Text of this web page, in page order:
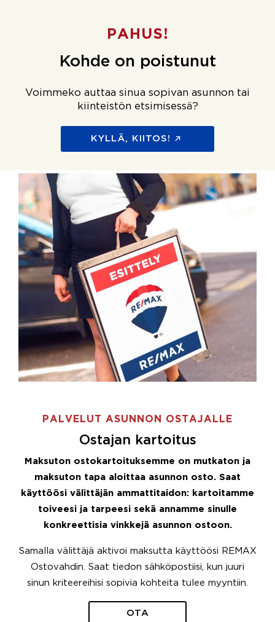
PAHUS!
Kohde on poistunut
Voimmeko auttaa sinua sopivan asunnon tai
kiinteistön etsimisessä?
KYLLÄ, KIITOS!
PALVELUT ASUNNON OSTAJALLE
Ostajan kartoitus
Maksuton ostokartoituksemme on mutkaton ja
maksuton tapa aloittaa asunnon osto. Saat
käyttöösi välittäjän ammattitaidon: kartoitamme
toiveesi ja tarpeesi sekä annamme sinulle
konkreettisia vinkkejä asunnon ostoon.
Samalla välittäjä aktivoi maksutta käyttöösi REMAX
Ostovahdin. Saat tiedon sähköpostiisi, kun juuri
sinun kriteereihisi sopivia kohteita tulee myyntiin.
OTA